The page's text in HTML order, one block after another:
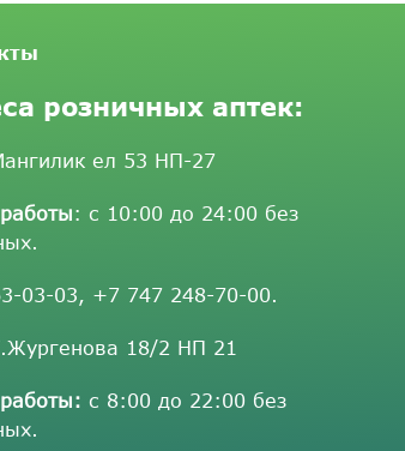
розничных аптек:
ел 53 НП-27
: с 10:00 до 24:00 без
03-03, +7 747 248-70-00.
18/2 НП 21
с 8:00 до 22:00 без